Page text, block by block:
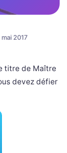
mai 2017
titre de Maître
devez défier